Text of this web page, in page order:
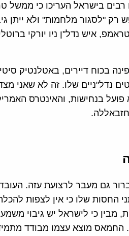
רבים בישראל העריכו כי
רק "לסגור מלחמות" ולא ייתן
איש נדל"ן ניו יורקי
עוד משנות ה-80 וה-90, פינה בכוח
נדל"ניים שלו. זה לא שאני
פועל בנחישות, והאינטרס
גם מעבר לרצועת עזה.
החסות שלו כי אין לצפות
כי לישראל יש גיבוי
מוצא עצמו מבודד